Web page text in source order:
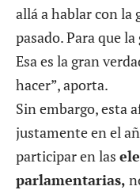
allá a hablar con la
pasado. Para que
Esa es la gran
hacer”, aporta.
Sin embargo, esta
justamente en el
participar en las
parlamentarias,